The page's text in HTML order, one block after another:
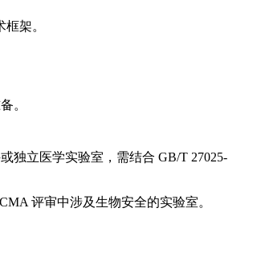
架。
。
独立医学实验室，需结合 GB/T 27025-
评审中涉及生物安全的实验室。